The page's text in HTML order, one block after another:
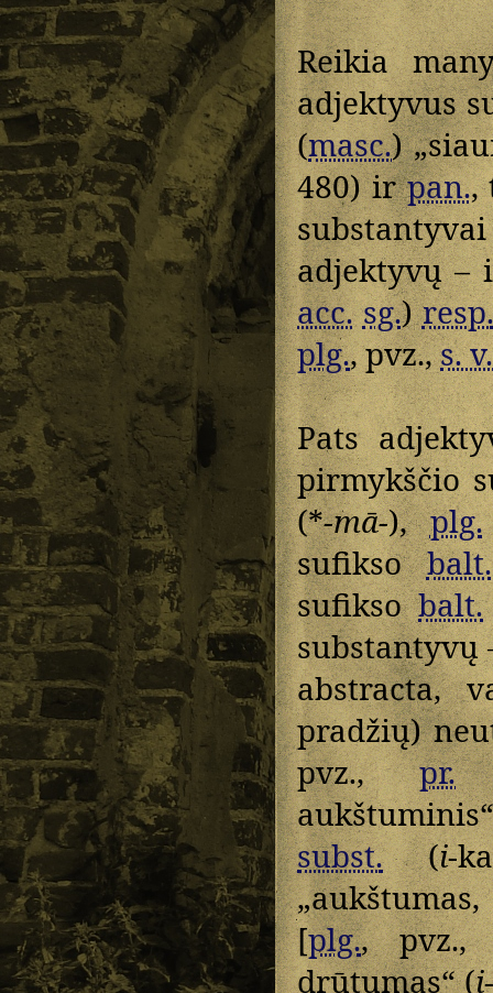
Reikia
adjektyvus
(masc.)
480) irpan.,
adjektyvų
acc. sg.)resp.
plg., pvz.,s.
Pats
pirmykščio
(*-mā-),plg.
sufiksobalt.
sufiksobalt.
substantyvų
abstracta,
pradžių)
pvz.,pr.
subst.(i-
[plg.,
drūtumas“ (i